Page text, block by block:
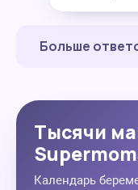
Больше
Тысячи
Календарь